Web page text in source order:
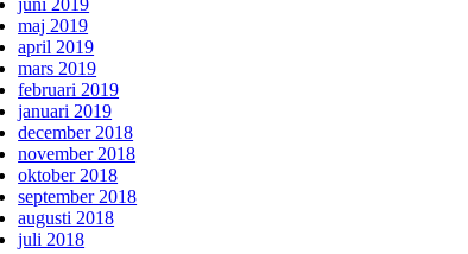
juni 2019
maj 2019
april 2019
mars 2019
februari 2019
januari 2019
december 2018
november 2018
oktober 2018
september 2018
augusti 2018
juli 2018